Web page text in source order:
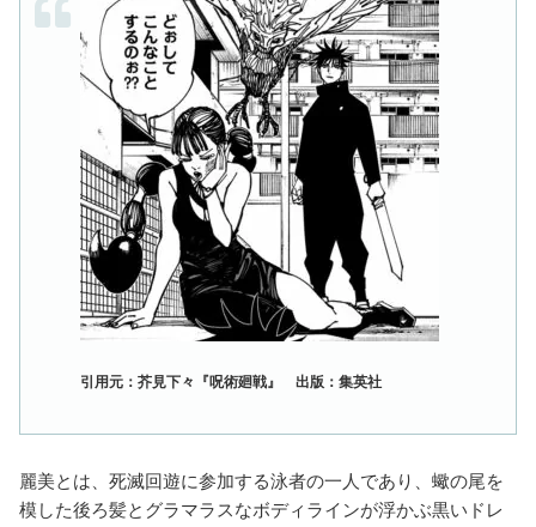
引用元：芥見下々『呪術廻戦』 出版：集英社
麗美とは、死滅回遊に参加する泳者の一人であり、蠍の尾を
模した後ろ髪とグラマラスなボディラインが浮かぶ黒いドレ